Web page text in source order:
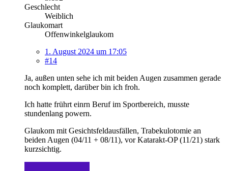
Geschlecht
Weiblich
Glaukomart
Offenwinkelglaukom
1. August 2024 um 17:05
#14
Ja, außen unten sehe ich mit beiden Augen zusammen gerade
noch komplett, darüber bin ich froh.
Ich hatte frührt einrn Beruf im Sportbereich, musste
stundenlang powern.
Glaukom mit Gesichtsfeldausfällen, Trabekulotomie an
beiden Augen (04/11 + 08/11), vor Katarakt-OP (11/21) stark
kurzsichtig.